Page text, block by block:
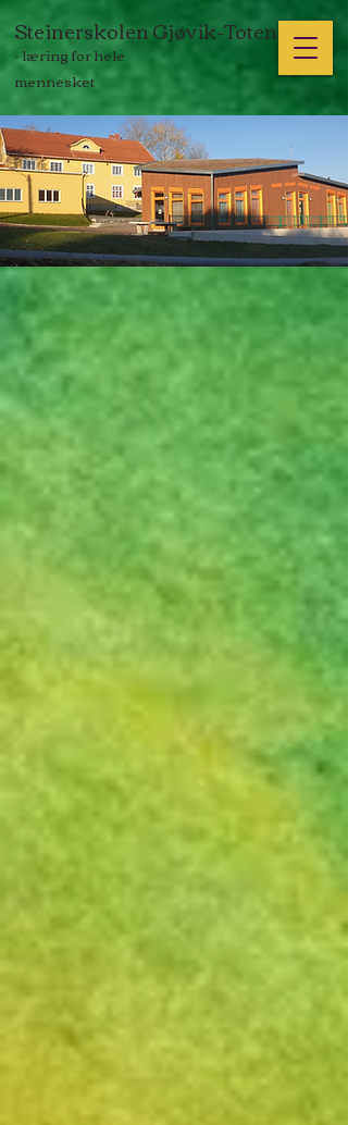
- læring for hele
mennesket
Steinerskolen Gjøvik-Toten